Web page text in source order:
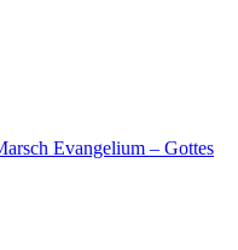
Evangelium – Gottes